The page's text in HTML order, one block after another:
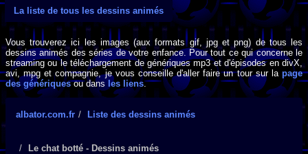
La liste de tous les dessins animés
Vous trouverez ici les images (aux formats gif, jpg et png) de tous les
dessins animés des séries de votre enfance. Pour tout ce qui concerne le
streaming ou le téléchargement de génériques mp3 et d'épisodes en divX,
avi, mpg et compagnie, je vous conseille d'aller faire un tour sur la page
des génériquesou dans les liens.
albator.com.fr Liste des dessins animés
Le chat botté - Dessins animés